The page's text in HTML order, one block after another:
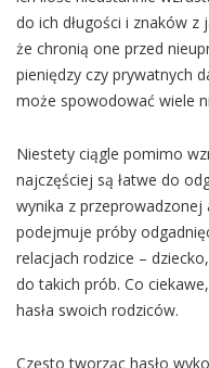
do ich długości i znaków z
że chronią one przed
pieniędzy czy prywatnych
może spowodować wiele
Niestety ciągle pomimo
najczęściej są łatwe do
wynika z
podejmuje próby
relacjach rodzice –
do takich prób. Co
hasła swoich rodziców.
Często tworząc hasło